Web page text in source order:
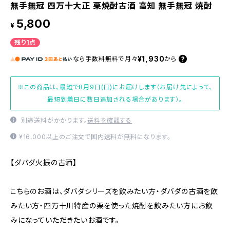
無手無冠 四万十大正 栗焼酎古酒 高知 無手無冠 焼酎
¥ 5,800
残り1点
なら 手数料無料で 月々¥1,930から
※この商品は、最短で8月9日(日)にお届けします（お届け先によって、
最短到着日に数日追加される場合があります）。
別途送料がかかります。送料を確認する
¥16,000以上のご注文で国内送料が無料になります。
【ダバダ火振の古酒】
こちらのお酒は、ダバダシリーズを飲みたい方・ダバダの古酒を飲
みたい方・四万十川特産の栗を使った焼酎を飲みたい方にお飲
みになっていただきたいお酒です。